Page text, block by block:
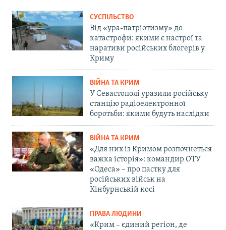
СУСПІЛЬСТВО
Від «ура-патріотизму» до
катастрофи: якими є настрої та
наративи російських блогерів у
Криму
ВІЙНА ТА КРИМ
У Севастополі уразили російську
станцію радіоелектронної
боротьби: якими будуть наслідки
ВІЙНА ТА КРИМ
«Для них із Кримом розпочнеться
важка історія»: командир ОТУ
«Одеса» – про пастку для
російських військ на
Кінбурнській косі
ПРАВА ЛЮДИНИ
«Крим – єдиний регіон, де